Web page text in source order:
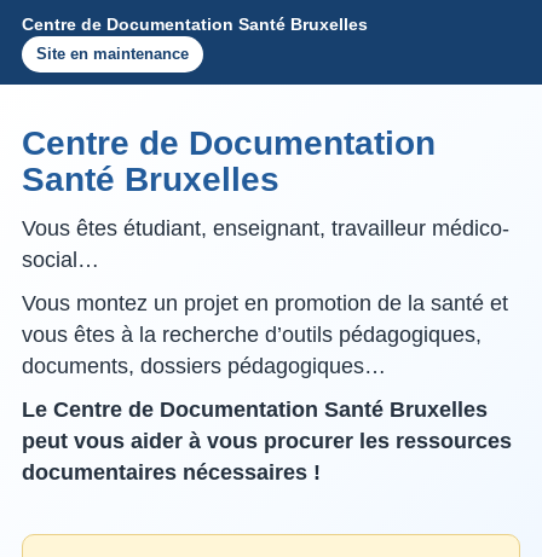
Centre de Documentation Santé Bruxelles
Site en maintenance
Centre de Documentation
Santé Bruxelles
Vous êtes étudiant, enseignant, travailleur médico-
social…
Vous montez un projet en promotion de la santé et
vous êtes à la recherche d’outils pédagogiques,
documents, dossiers pédagogiques…
Le Centre de Documentation Santé Bruxelles
peut vous aider à vous procurer les ressources
documentaires nécessaires !